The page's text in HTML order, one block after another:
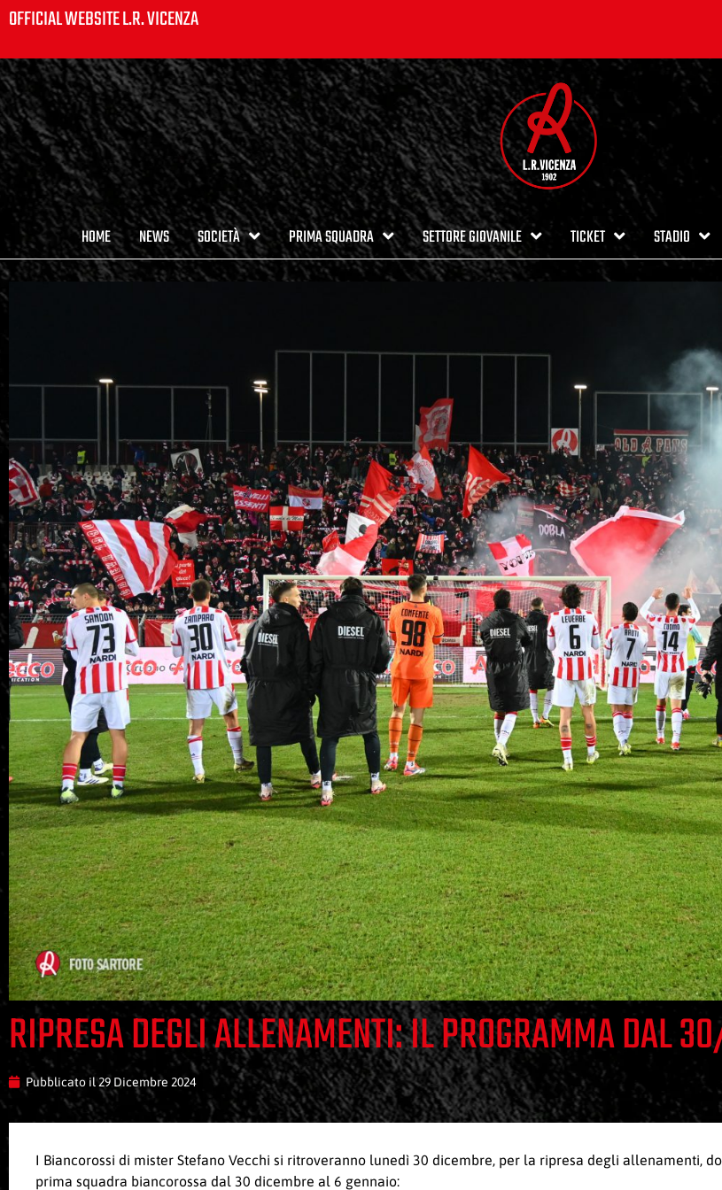
OFFICIAL WEBSITE L.R. VICENZA
HOME NEWS SOCIETÀ PRIMA SQUADRA SETTORE GIOVANILE TICKET STADIO
RIPRESA DEGLI ALLENAMENTI: IL PROGRAMMA DAL
Pubblicato il29 Dicembre 2024
I Biancorossi di mister Stefano Vecchi si ritroveranno lunedì 30 dicembre, per la ripresa degli allenamenti,
prima squadra biancorossa dal 30 dicembre al 6 gennaio: